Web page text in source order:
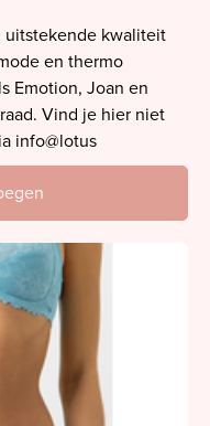
uitstekende kwaliteit
en thermo
Emotion, Joan en
Vind je hier niet
info@lotus